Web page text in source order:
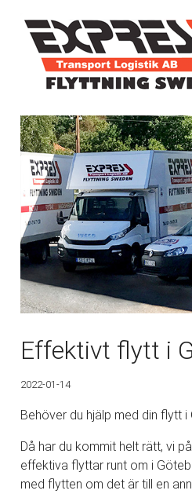
Effektivt flytt i
2022-01-14
Behöver du hjälp med din flytt i
Då har du kommit helt rätt, vi
effektiva flyttar runt om i
med flytten om det är till en